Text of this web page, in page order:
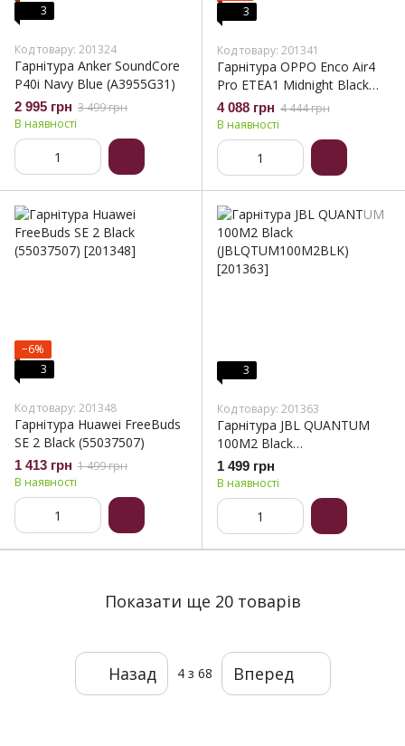
3
Код товару: 201324
Гарнітура Anker SoundСore
P40i Navy Blue (A3955G31)
2 995 грн 3 499 грн
В наявності
3
Код товару: 201341
Гарнітура OPPO Enco Air4
Pro ETEA1 Midnight Black
(Enco Air4 Pro ETEA1 Black)
4 088 грн 4 444 грн
В наявності
−6%
3
Код товару: 201348
Гарнітура Huawei FreeBuds
SE 2 Black (55037507)
1 413 грн 1 499 грн
В наявності
3
Код товару: 201363
Гарнітура JBL QUANTUM
100M2 Black
(JBLQTUM100M2BLK)
1 499 грн
В наявності
Показати ще 20 товарів
Назад 4з 68 Вперед